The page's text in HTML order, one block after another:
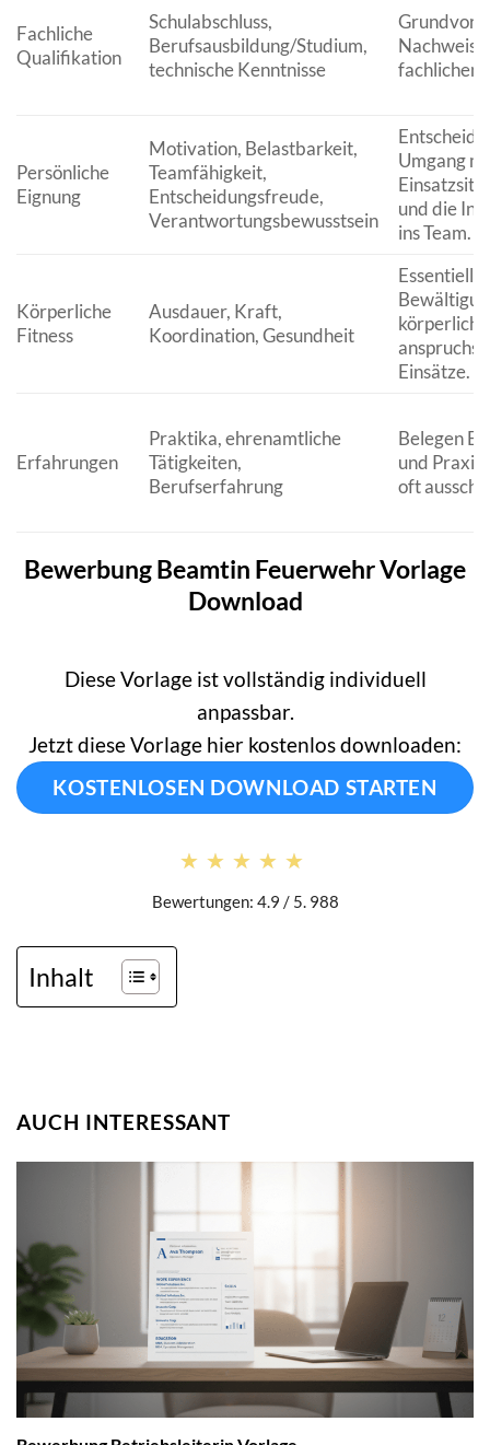
Fachliche
Qualifikation
Schulabschluss,
Berufsausbildung/Studium,
technische Kenntnisse
Nachweis
fachlichen
Persönliche
Eignung
Motivation, Belastbarkeit,
Teamfähigkeit,
Entscheidungsfreude,
Verantwortungsbewusstsein
Umgang
und die
ins Team.
Körperliche
Fitness
Ausdauer, Kraft,
Koordination, Gesundheit
Essentiell
körperlich
Einsätze.
Erfahrungen
Praktika, ehrenamtliche
Tätigkeiten,
Berufserfahrung
Belegen
und
oft
Bewerbung Beamtin Feuerwehr Vorlage
Download
Diese Vorlage ist vollständig individuell
anpassbar.
Jetzt diese Vorlage hier kostenlos downloaden:
KOSTENLOSEN DOWNLOAD STARTEN
★★★★★
★★★★★
Bewertungen: 4.9 / 5. 988
Inhalt
AUCH INTERESSANT